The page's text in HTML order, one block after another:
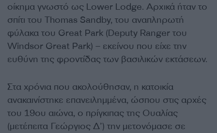
οίκημα γνωστό ως Lower Lodge. Αρχικά ήταν το
σπίτι του Thomas Sandby, του αναπληρωτή
φύλακα του Great Park (Deputy Ranger του
Windsor Great Park) – εκείνου που είχε την
ευθύνη της φροντίδας των βασιλικών εκτάσεων.
Στα χρόνια που ακολούθησαν, η κατοικία
ανακαινίστηκε επανειλημμένα, ώσπου στις αρχές
του 19ου αιώνα, ο πρίγκιπας της Ουαλίας
(μετέπειτα Γεώργιος Δ’) την μετονόμασε σε